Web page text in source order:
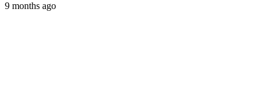
9 months ago